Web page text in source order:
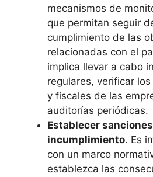
mecanismos de
que permitan seguir
cumplimiento de las
relacionadas con el
implica llevar a cabo
regulares, verificar
y fiscales de las
auditorías periódicas.
Establecer
incumplimiento. Es
con un marco
establezca las